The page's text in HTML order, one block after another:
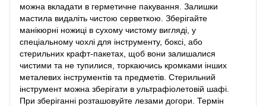
можна вкладати в герметичне пакування. Залишки
мастила видаліть чистою серветкою. Зберігайте
манікюрні ножиці в сухому чистому вигляді, у
спеціальному чохлі для інструменту, боксі, або
стерильних крафт-пакетах, щоб вони залишалися
чистими та не тупилися, торкаючись кромками інших
металевих інструментів та предметів. Стерильний
інструмент можна зберігати в ультрафіолетовій шафі.
При зберіганні розташовуйте лезами догори. Термін